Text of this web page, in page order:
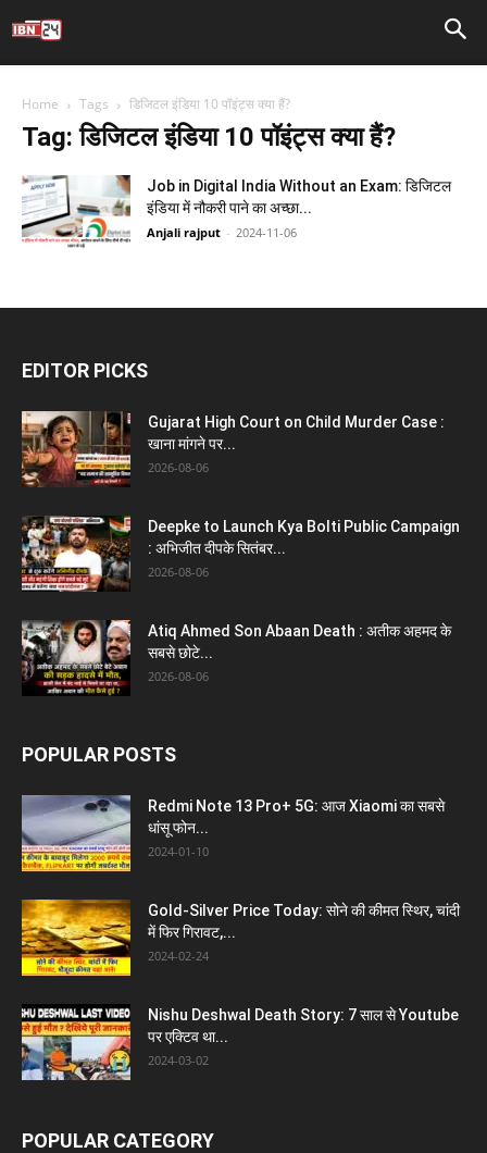
Home Tags डिजिटल इंडिया 10 पॉइंट्स क्या हैं?
Tag: डिजिटल इंडिया 10 पॉइंट्स क्या हैं?
Job in Digital India Without an Exam: डिजिटल
इंडिया में नौकरी पाने का अच्छा...
Anjali rajput - 2024-11-06
EDITOR PICKS
Gujarat High Court on Child Murder Case :
खाना मांगने पर...
2026-08-06
Deepke to Launch Kya Bolti Public Campaign
: अभिजीत दीपके सितंबर...
2026-08-06
Atiq Ahmed Son Abaan Death : अतीक अहमद के
सबसे छोटे...
2026-08-06
POPULAR POSTS
Redmi Note 13 Pro+ 5G: आज Xiaomi का सबसे
धांसू फोन...
2024-01-10
Gold-Silver Price Today: सोने की कीमत स्थिर, चांदी
में फिर गिरावट,...
2024-02-24
Nishu Deshwal Death Story: 7 साल से Youtube
पर एक्टिव था...
2024-03-02
POPULAR CATEGORY